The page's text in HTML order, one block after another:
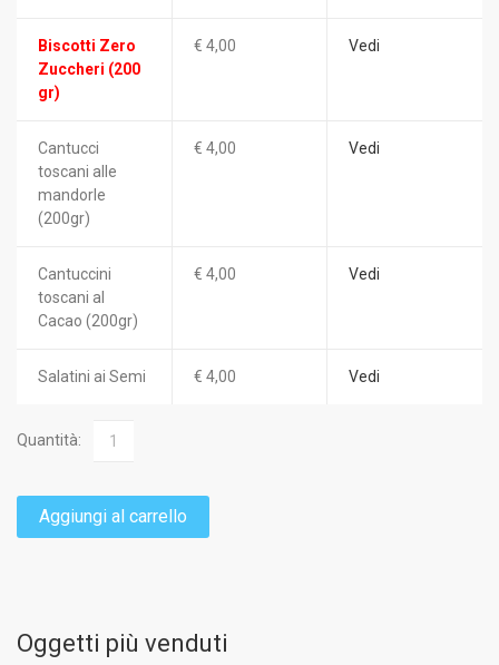
Biscotti Zero
Zuccheri (200
gr)
€ 4,00 Vedi
Cantucci
toscani alle
mandorle
(200gr)
€ 4,00 Vedi
Cantuccini
toscani al
Cacao (200gr)
€ 4,00 Vedi
Salatini ai Semi € 4,00 Vedi
Quantità:
Aggiungi al carrello
Oggetti più venduti